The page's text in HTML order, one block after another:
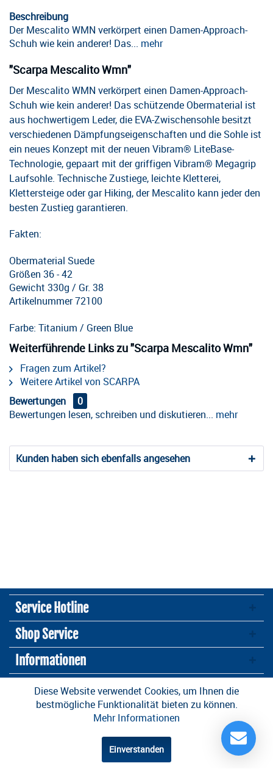
Beschreibung
Der Mescalito WMN verkörpert einen Damen-Approach-
Schuh wie kein anderer! Das... mehr
"Scarpa Mescalito Wmn"
Der Mescalito WMN verkörpert einen Damen-Approach-
Schuh wie kein anderer! Das schützende Obermaterial ist
aus hochwertigem Leder, die EVA-Zwischensohle besitzt
verschiedenen Dämpfungseigenschaften und die Sohle ist
ein neues Konzept mit der neuen Vibram® LiteBase-
Technologie, gepaart mit der griffigen Vibram® Megagrip
Laufsohle. Technische Zustiege, leichte Kletterei,
Klettersteige oder gar Hiking, der Mescalito kann jeder den
besten Zustieg garantieren.
Fakten:
Obermaterial Suede
Größen 36 - 42
Gewicht 330g / Gr. 38
Artikelnummer 72100
Farbe: Titanium / Green Blue
Weiterführende Links zu "Scarpa Mescalito Wmn"
Fragen zum Artikel?
Weitere Artikel von SCARPA
Bewertungen
0
Bewertungen lesen, schreiben und diskutieren... mehr
Kunden haben sich ebenfalls angesehen
Service Hotline
Shop Service
Informationen
Newsletter
* Alle Preise inkl. gesetzl. Mehrwertsteuer zzgl.Versandkosten
und ggf.
Nachnahmegebühren, wenn nicht anders beschrieben
Design und Entwicklung durch die
Diese Website verwendet Cookies, um Ihnen die
bestmögliche Funktionalität bieten zu können.
Mehr Informationen
Einverstanden